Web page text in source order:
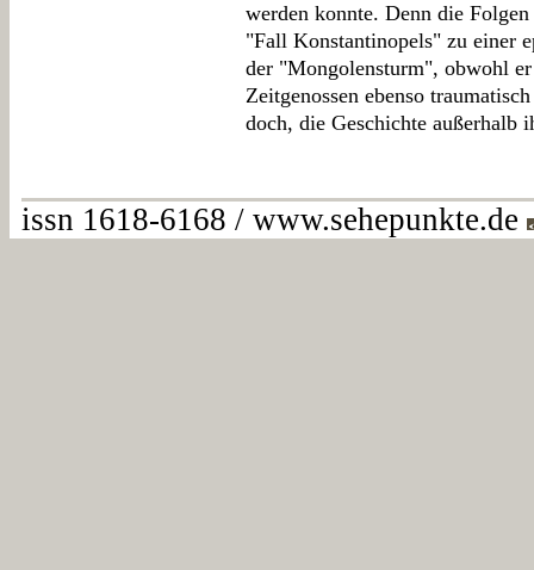
werden konnte. Denn die
"Fall Konstantinopels" zu einer
der "Mongolensturm", obwohl
Zeitgenossen ebenso
doch, die Geschichte außerhalb
issn 1618-6168 / www.sehepunkte.de